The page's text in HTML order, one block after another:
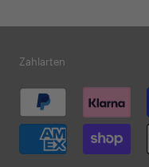
Zahlarten